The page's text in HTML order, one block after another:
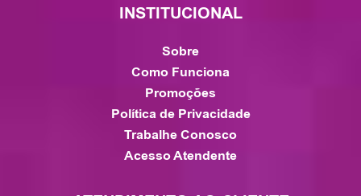
INSTITUCIONAL
Sobre
Como Funciona
Promoções
Política de Privacidade
Trabalhe Conosco
Acesso Atendente